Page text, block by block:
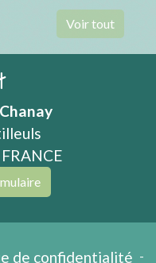
Voir tout
de confidentialité -